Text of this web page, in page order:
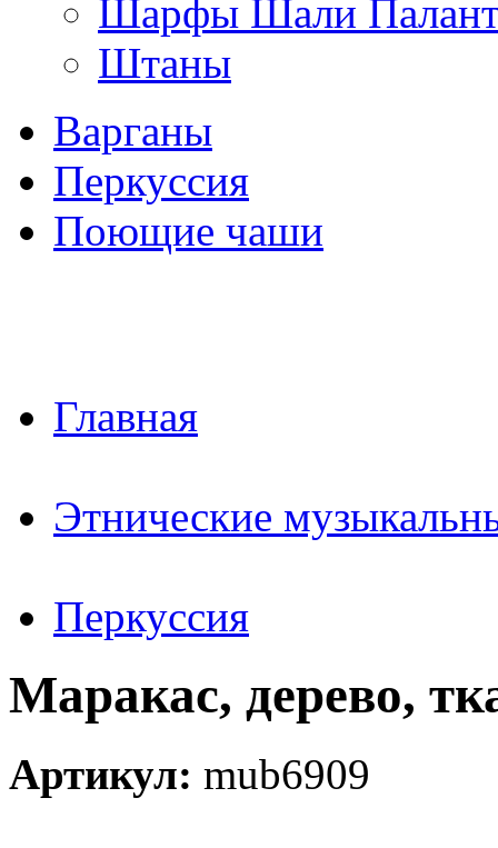
Шарфы Шали
Штаны
Варганы
Перкуссия
Поющие чаши
Главная
Этнические
Перкуссия
Маракас, дерево,
Артикул: mub6909